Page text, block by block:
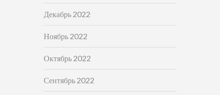
Декабрь 2022
Ноябрь 2022
Октябрь 2022
Сентябрь 2022